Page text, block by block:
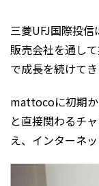
三菱UFJ国際投信
販売会社を通し
で成長を続けてき
mattocoに初期
と直接関わるチ
え、インターネ